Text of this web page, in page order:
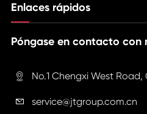
Enlaces rápidos
Póngase en contacto con
 No.1 Chengxi West
 service@jtgroup.com.cn